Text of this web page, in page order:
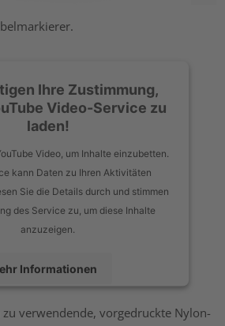
Ihre Zustimmung,
Video-Service zu
laden!
Video, um Inhalte einzubetten.
kann Daten zu Ihren Aktivitäten
Sie die Details durch und stimmen
des Service zu, um diese Inhalte
anzuzeigen.
Informationen
Akzeptieren
verwendende, vorgedruckte Nylon-